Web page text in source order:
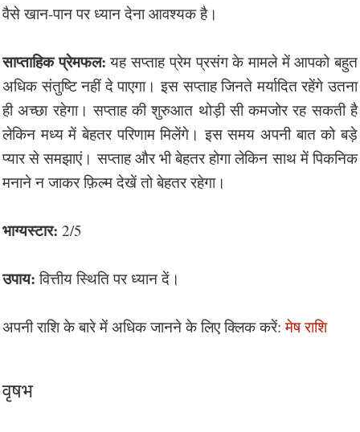
वैसे खान-पान पर ध्यान देना आवश्यक है।
साप्ताहिक प्रेमफल: यह सप्ताह प्रेम प्रसंग के मामले में आपको बहुत
अधिक संतुष्टि नहीं दे पाएगा। इस सप्ताह जिनते मर्यादित रहेंगे उतना
ही अच्छा रहेगा। सप्ताह की शुरुआत थोड़ी सी कमजोर रह सकती है
लेकिन मध्य में बेहतर परिणाम मिलेंगे। इस समय अपनी बात को बड़े
प्यार से समझाएं। सप्ताह और भी बेहतर होगा लेकिन साथ में पिकनिक
मनाने न जाकर फ़िल्म देखें तो बेहतर रहेगा।
भाग्यस्टार: 2/5
उपाय:वित्तीय स्थिति पर ध्यान दें।
अपनी राशि के बारे में अधिक जानने के लिए क्लिक करें:मेष राशि
वृषभ